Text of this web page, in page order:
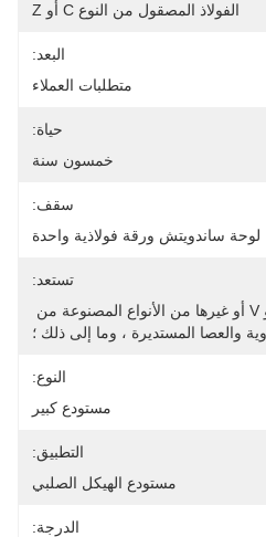
الفولاذ المصقول من النوع C أو Z
البعد:
متطلبات العملاء
حياة:
خمسون سنة
سقف:
لوحة ساندويتش ورقة فولاذية واحدة
تستعد:
والعصا المستديرة ، وما إلى ذلك ؛
النوع:
مستودع كبير
التطبيق:
مستودع الهيكل الصلبي
الدرجة: